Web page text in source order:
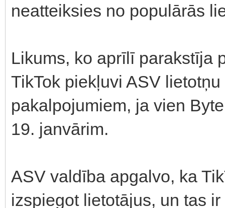
neatteiksies no populārās
Likums, ko aprīlī parakstīja
TikTok piekļuvi ASV
pakalpojumiem, ja vien
19. janvārim.
ASV valdība apgalvo, ka
izspiegot lietotājus, un tas